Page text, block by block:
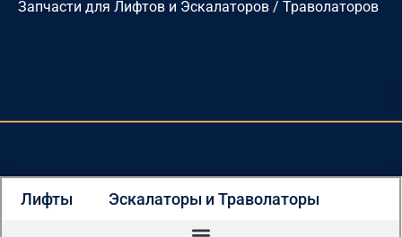
Перейти
Запчасти для Лифтов и Эскалаторов / Траволаторов
Лифты Эскалаторы и Траволаторы